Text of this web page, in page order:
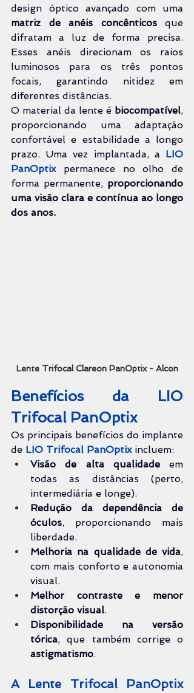
matriz de anéis concênticos que
difratam a luz de forma precisa.
Esses anéis direcionam os raios
luminosos para os três pontos
focais, garantindo nitidez em
diferentes distâncias.
O material da lente é biocompatível,
proporcionando uma adaptação
confortável e estabilidade a longo
prazo. Uma vez implantada, a LIO
PanOptix
permanece no olho de
forma permanente, proporcionando
uma visão clara e contínua ao longo
dos anos.
Lente Trifocal Clareon PanOptix - Alcon
Benefícios da LIO
Trifocal PanOptix
Os principais benefícios do implante
de LIO Trifocal PanOptix incluem:
Visão de alta qualidade em
todas as distâncias (perto,
intermediária e longe).
Redução da dependência de
óculos, proporcionando mais
liberdade.
Melhoria na qualidade de vida,
com mais conforto e autonomia
visual.
Melhor contraste e menor
distorção visual.
Disponibilidade na versão
tórica
astigmatismo.
A Lente Trifocal PanOptix